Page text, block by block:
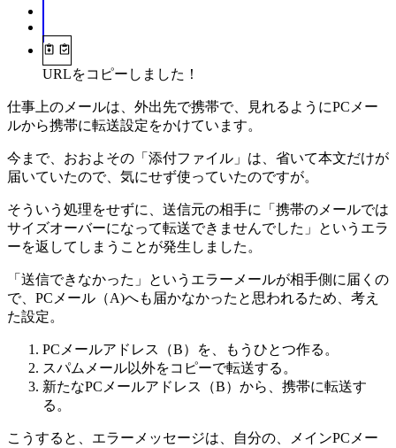
URLをコピーしました！
仕事上のメールは、外出先で携帯で、見れるようにPCメー
ルから携帯に転送設定をかけています。
今まで、おおよその「添付ファイル」は、省いて本文だけが
届いていたので、気にせず使っていたのですが。
そういう処理をせずに、送信元の相手に「携帯のメールでは
サイズオーバーになって転送できませんでした」というエラ
ーを返してしまうことが発生しました。
「送信できなかった」というエラーメールが相手側に届くの
で、PCメール（A)へも届かなかったと思われるため、考え
た設定。
PCメールアドレス（B）を、もうひとつ作る。
スパムメール以外をコピーで転送する。
新たなPCメールアドレス（B）から、携帯に転送す
る。
こうすると、エラーメッセージは、自分の、メインPCメー